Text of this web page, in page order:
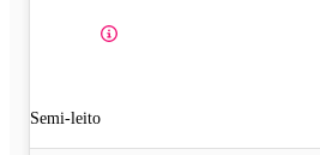
Semi-leito